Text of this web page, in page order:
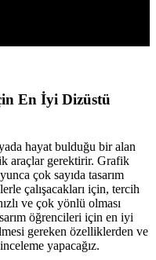
En İyi Dizüstü
hayat bulduğu bir alan
araçlar gerektirir. Grafik
çok sayıda tasarım
çalışacakları için, tercih
ve çok yönlü olması
öğrencileri için en iyi
gereken özelliklerden ve
yapacağız.